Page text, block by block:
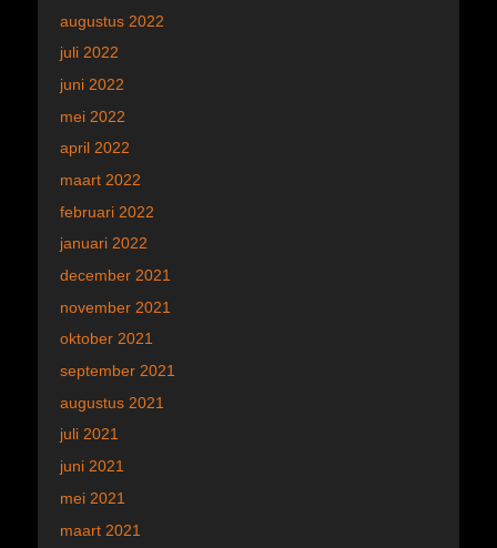
augustus 2022
juli 2022
juni 2022
mei 2022
april 2022
maart 2022
februari 2022
januari 2022
december 2021
november 2021
oktober 2021
september 2021
augustus 2021
juli 2021
juni 2021
mei 2021
maart 2021